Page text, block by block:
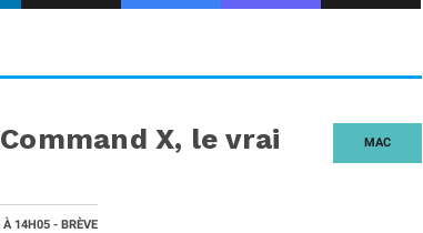
MAC
X, le vrai
À 14H05 - BRÈVE